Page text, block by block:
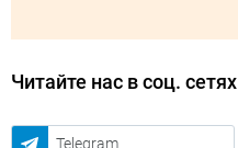
Читайте нас в соц. сетях
Telegram